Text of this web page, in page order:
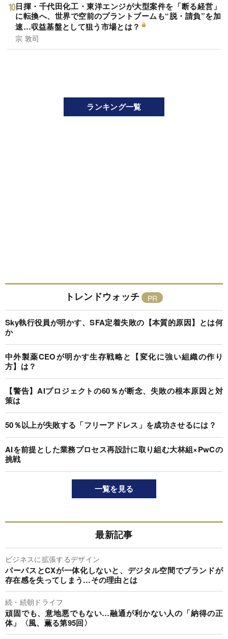
日揮・千代田化工・東洋エンジが大型案件を「断る経営」
に転換へ、世界で空前のプラントブームも“脱・請負”を加
速…収益基盤として狙う市場とは？
宗 敦司
ランキング一覧
トレンドウォッチ
Sky執行役員が明かす、SFA定着失敗の【本質的原因】とは何
か
中外製薬CEOが明かす生存戦略と【変化に強い組織の作り
方】は？
【警告】AIプロジェクトの60％が断念、失敗の根本原因と対
策は
50％以上が失敗する「フリーアドレス」を成功させるには？
AIを前提とした業務プロセス再設計に取り組む大林組×PwCの
挑戦
一覧を見る
最新記事
ビジネスに拡張するデザイン
パーパスとCXが一体化しないと、デジタル空間でブランドが
存在感を失ってしまう…その理由とは
続・続朝ドライフ
頑固でも、意地悪でもない…融通が利かない人の「納得の正
体」〈風、薫る第95回〉